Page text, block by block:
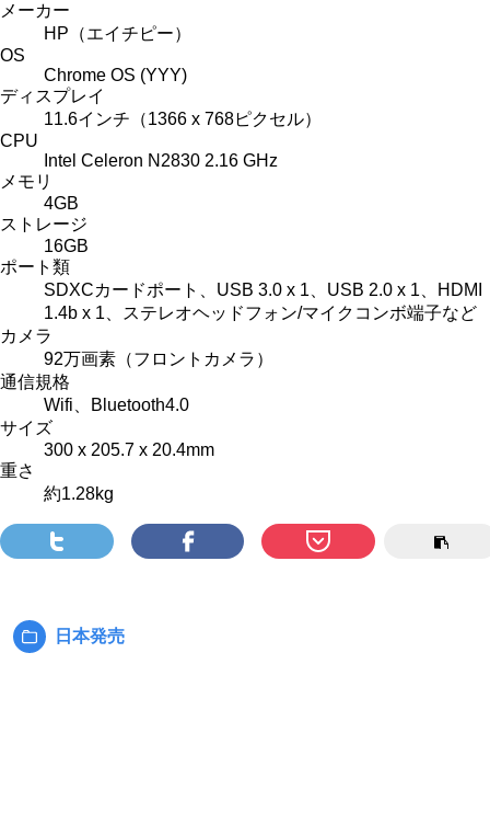
メーカー
HP（エイチピー）
OS
Chrome OS (YYY)
ディスプレイ
11.6インチ（1366 x 768ピクセル）
CPU
Intel Celeron N2830 2.16 GHz
メモリ
4GB
ストレージ
16GB
ポート類
SDXCカードポート、USB 3.0 x 1、USB 2.0 x 1、HDMI
1.4b x 1、ステレオヘッドフォン/マイクコンボ端子など
カメラ
92万画素（フロントカメラ）
通信規格
Wifi、Bluetooth4.0
サイズ
300 x 205.7 x 20.4mm
重さ
約1.28kg
カ
日本発売